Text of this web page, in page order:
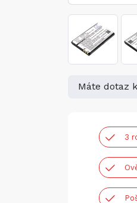
Máte dotaz
3